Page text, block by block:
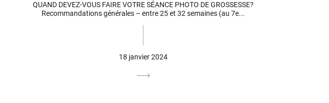
QUAND DEVEZ-VOUS FAIRE VOTRE SÉANCE PHOTO DE GROSSESSE?
Recommandations générales – entre 25 et 32 semaines (au 7e...
18 janvier 2024